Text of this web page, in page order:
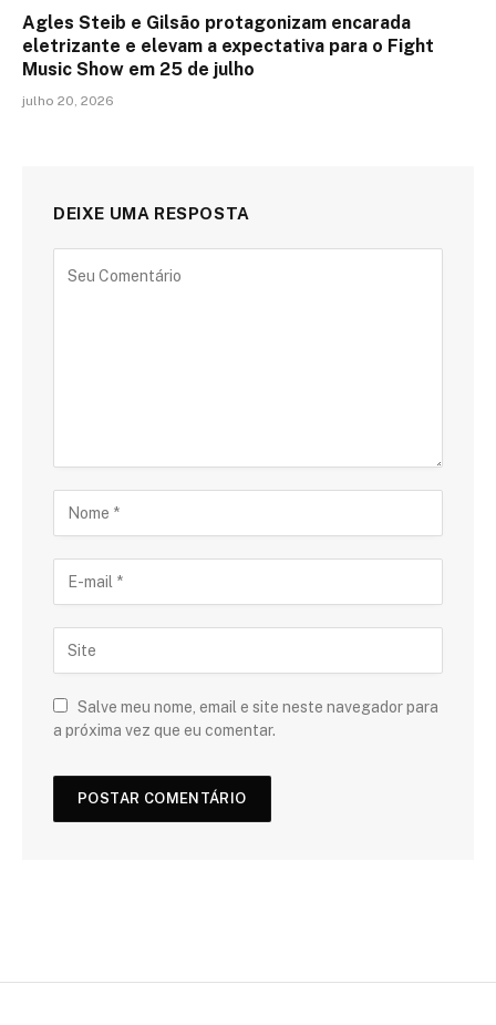
Agles Steib e Gilsão protagonizam encarada
eletrizante e elevam a expectativa para o Fight
Music Show em 25 de julho
julho 20, 2026
DEIXE UMA RESPOSTA
Salve meu nome, email e site neste navegador para
a próxima vez que eu comentar.